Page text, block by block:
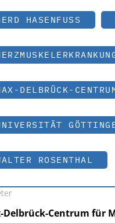
HASENFUSS
DELBRÜCK-
ROSENTHAL
Delbrück-Centrum für